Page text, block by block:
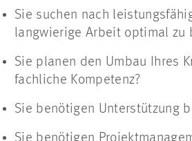
Sie suchen nach
langwierige Arbeit optimal zu
Sie planen den Umbau Ihres
fachliche Kompetenz?
Sie benötigen Unterstützung
Sie benötigen